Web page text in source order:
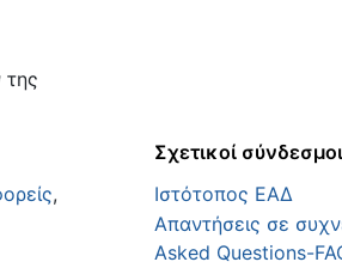
,
Σχετικοί σύνδεσμοι
Ιστότοπος ΕΑΔ
Απαντήσεις σε
Asked Questions-